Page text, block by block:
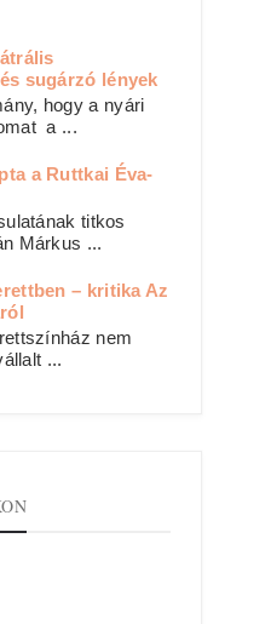
sugárzó lények
hogy a nyári
a ...
a Ruttkai Éva-
titkos
Márkus ...
– kritika Az
nem
...